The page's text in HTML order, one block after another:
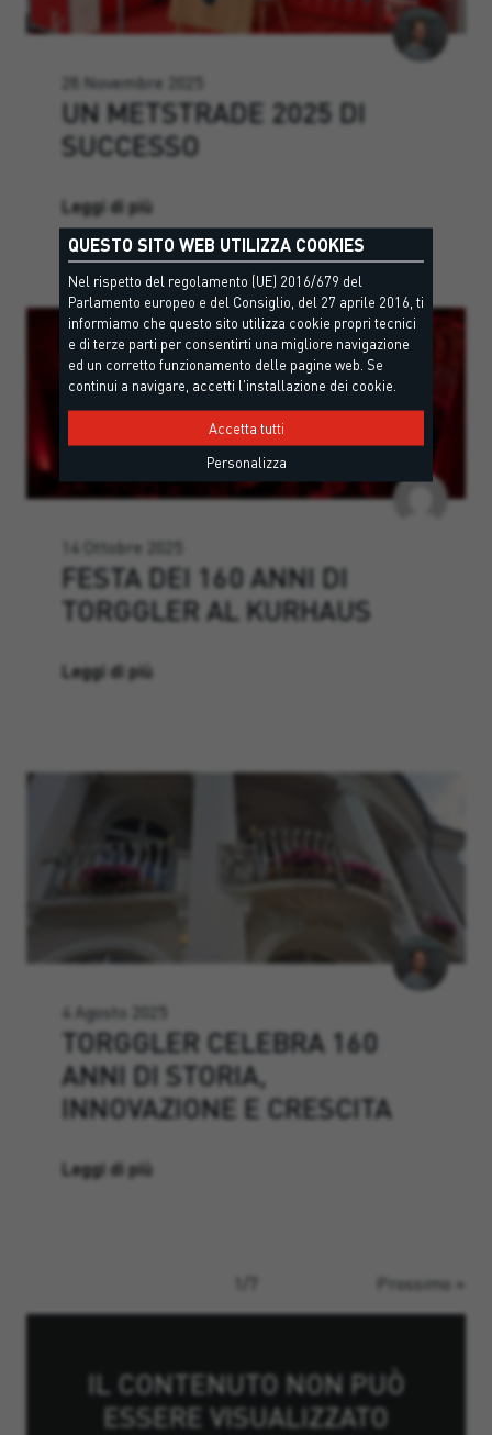
28 Novembre 2025
UN METSTRADE 2025 DI
SUCCESSO
Leggi di più
14 Ottobre 2025
FESTA DEI 160 ANNI DI
TORGGLER AL KURHAUS
Leggi di più
4 Agosto 2025
TORGGLER CELEBRA 160
ANNI DI STORIA,
INNOVAZIONE E CRESCITA
Leggi di più
Prossimo »
IL CONTENUTO NON PUÒ
ESSERE VISUALIZZATO
QUESTO SITO WEB UTILIZZA COOKIES
Nel rispetto del regolamento (UE) 2016/679 del
Parlamento europeo e del Consiglio, del 27 aprile 2016, ti
informiamo che questo sito utilizza cookie propri tecnici
e di terze parti per consentirti una migliore navigazione
ed un corretto funzionamento delle pagine web. Se
continui a navigare, accetti l'installazione dei cookie.
Accetta tutti
Personalizza